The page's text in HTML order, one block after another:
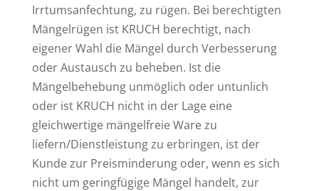
Irrtumsanfechtung, zu rügen. Bei berechtigten
Mängelrügen ist KRUCH berechtigt, nach
eigener Wahl die Mängel durch Verbesserung
oder Austausch zu beheben. Ist die
Mängelbehebung unmöglich oder untunlich
oder ist KRUCH nicht in der Lage eine
gleichwertige mängelfreie Ware zu
liefern/Dienstleistung zu erbringen, ist der
Kunde zur Preisminderung oder, wenn es sich
nicht um geringfügige Mängel handelt, zur